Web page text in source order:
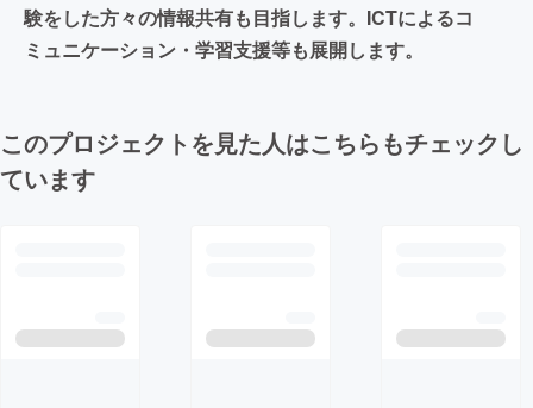
験をした方々の情報共有も目指します。ICTによるコ
ミュニケーション・学習支援等も展開します。
このプロジェクトを見た人はこちらもチェックし
ています